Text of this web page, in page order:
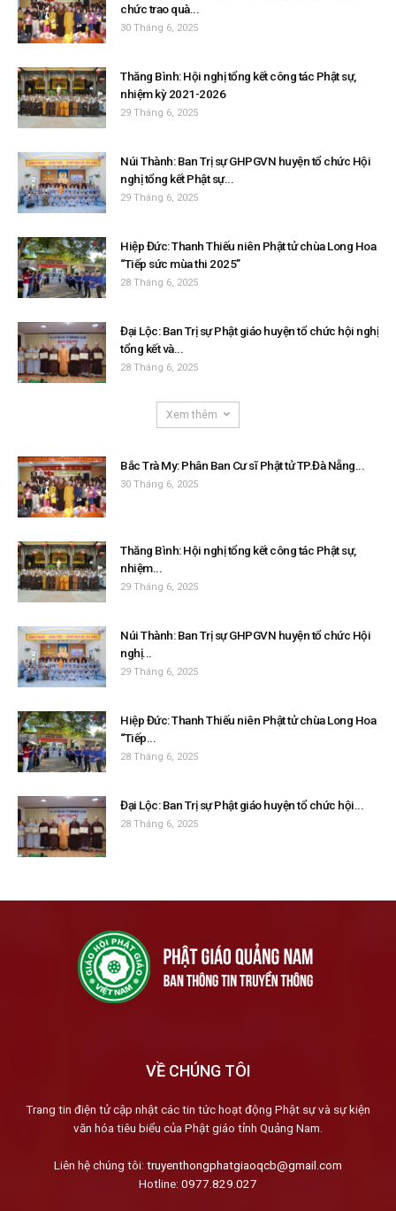
chức trao quà...
30 Tháng 6, 2025
Thăng Bình: Hội nghị tổng kết công tác Phật sự,
nhiệm kỳ 2021-2026
29 Tháng 6, 2025
Núi Thành: Ban Trị sự GHPGVN huyện tổ chức Hội
nghị tổng kết Phật sự...
29 Tháng 6, 2025
Hiệp Đức: Thanh Thiếu niên Phật tử chùa Long Hoa
“Tiếp sức mùa thi 2025”
28 Tháng 6, 2025
Đại Lộc: Ban Trị sự Phật giáo huyện tổ chức hội nghị
tổng kết và...
28 Tháng 6, 2025
Xem thêm
Bắc Trà My: Phân Ban Cư sĩ Phật tử TP.Đà Nẵng...
30 Tháng 6, 2025
Thăng Bình: Hội nghị tổng kết công tác Phật sự,
nhiệm...
29 Tháng 6, 2025
Núi Thành: Ban Trị sự GHPGVN huyện tổ chức Hội
nghị...
29 Tháng 6, 2025
Hiệp Đức: Thanh Thiếu niên Phật tử chùa Long Hoa
“Tiếp...
28 Tháng 6, 2025
Đại Lộc: Ban Trị sự Phật giáo huyện tổ chức hội...
28 Tháng 6, 2025
VỀ CHÚNG TÔI
Trang tin điện tử cập nhật các tin tức hoạt động Phật sự và sự kiện
văn hóa tiêu biểu của Phật giáo tỉnh Quảng Nam.
Liên hệ chúng tôi: truyenthongphatgiaoqcb@gmail.com
Hotline: 0977.829.027